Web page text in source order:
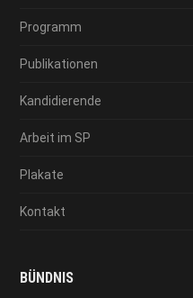
Programm
Publikationen
Kandidierende
Arbeit im SP
Plakate
Kontakt
BÜNDNIS